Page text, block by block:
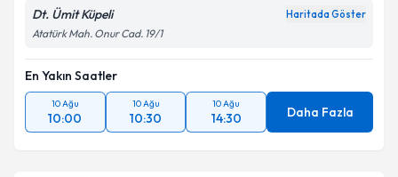
Dt. Ümit Küpeli Haritada Göster
Atatürk Mah. Onur Cad. 19/1
En Yakın Saatler
10 Ağu
10:00
10 Ağu
10:30
10 Ağu
14:30 Daha Fazla